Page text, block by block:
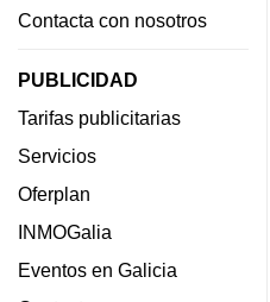
Contacta con nosotros
PUBLICIDAD
Tarifas publicitarias
Servicios
Oferplan
INMOGalia
Eventos en Galicia